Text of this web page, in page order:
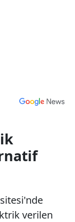
verilen